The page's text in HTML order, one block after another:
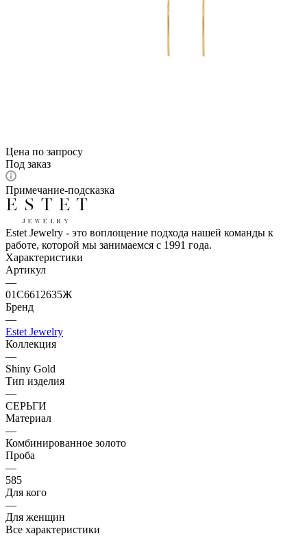
Цена по запросу
Под заказ
Примечание-подсказка
Estet Jewelry - это воплощение подхода нашей команды к
работе, которой мы занимаемся с 1991 года.
Характеристики
Артикул
—
01С6612635Ж
Бренд
—
Estet Jewelry
Коллекция
—
Shiny Gold
Тип изделия
—
СЕРЬГИ
Материал
—
Комбинированное золото
Проба
—
585
Для кого
—
Для женщин
Все характеристики